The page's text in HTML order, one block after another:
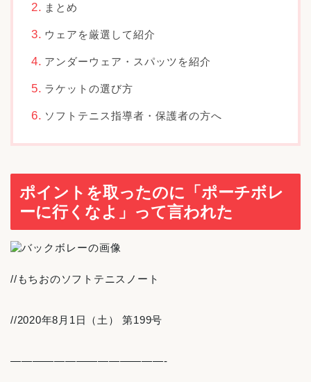
まとめ
ウェアを厳選して紹介
アンダーウェア・スパッツを紹介
ラケットの選び方
ソフトテニス指導者・保護者の方へ
ポイントを取ったのに「ポーチボレ
ーに行くなよ」って言われた
//もちおのソフトテニスノート
//2020年8月1日（土） 第199号
——————————————-